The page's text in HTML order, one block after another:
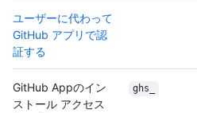
ユーザーに代わって
GitHub アプリで認
証する
GitHub Appのイン
ストール アクセス
ghs_